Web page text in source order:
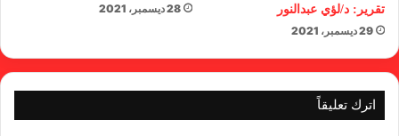
تقرير: د/لؤي عبدالنور
29 ديسمبر، 2021
28 ديسمبر، 2021
اترك تعليقاً